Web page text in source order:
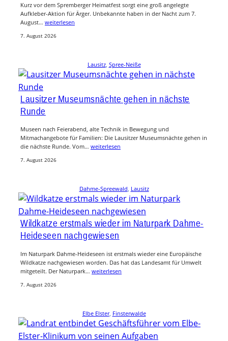
Kurz vor dem Spremberger Heimatfest sorgt eine groß angelegte
Aufkleber-Aktion für Ärger. Unbekannte haben in der Nacht zum 7.
August… weiterlesen
7. August 2026
Lausitz, Spree-Neiße
Lausitzer Museumsnächte gehen in nächste
Runde
Museen nach Feierabend, alte Technik in Bewegung und
Mitmachangebote für Familien: Die Lausitzer Museumsnächte gehen in
die nächste Runde. Vom… weiterlesen
7. August 2026
Dahme-Spreewald, Lausitz
Wildkatze erstmals wieder im Naturpark Dahme-
Heideseen nachgewiesen
Im Naturpark Dahme-Heideseen ist erstmals wieder eine Europäische
Wildkatze nachgewiesen worden. Das hat das Landesamt für Umwelt
mitgeteilt. Der Naturpark… weiterlesen
7. August 2026
Elbe Elster, Finsterwalde